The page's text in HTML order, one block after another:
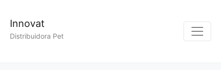
Innovat
Distribuidora Pet